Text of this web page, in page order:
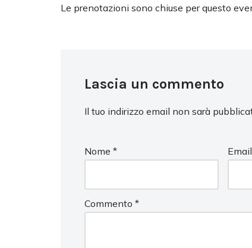
Le prenotazioni sono chiuse per questo
Lascia un commento
Il tuo indirizzo email non sarà
Nome *
Commento *